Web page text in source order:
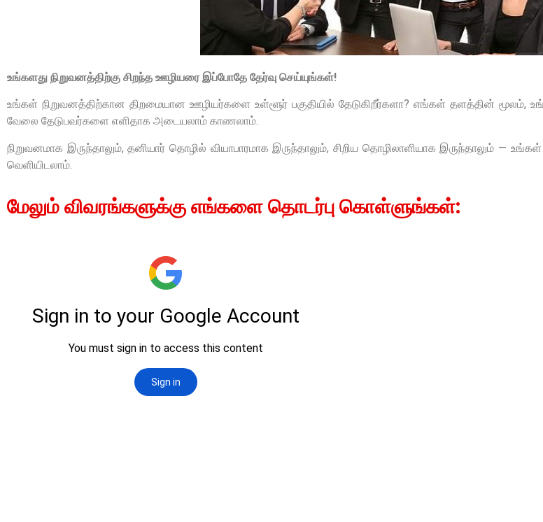
உங்களது நிறுவனத்திற்கு சிறந்த ஊழியரை இப்போதே தேர்வு செய்யுங்கள்!
உங்கள் நிறுவனத்திற்கான திறமையான ஊழியர்களை உள்ளூர் பகுதியில் தேடுகிறீர்களா? எங்கள் தளத்தின் மூலம்,
வேலை தேடுபவர்களை எளிதாக அடையலாம் காணலாம்.
நிறுவனமாக இருந்தாலும், தனியார் தொழில் வியாபாரமாக இருந்தாலும், சிறிய தொழிலாளியாக இருந்தாலும்
வெளியிடலாம்.
மேலும் விவரங்களுக்கு எங்களை தொடர்பு கொள்ளுங்கள்: